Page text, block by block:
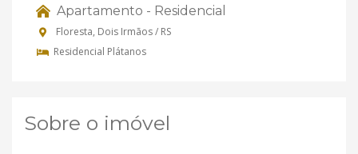
Apartamento - Residencial
Floresta, Dois Irmãos / RS
Residencial Plátanos
Sobre o imóvel